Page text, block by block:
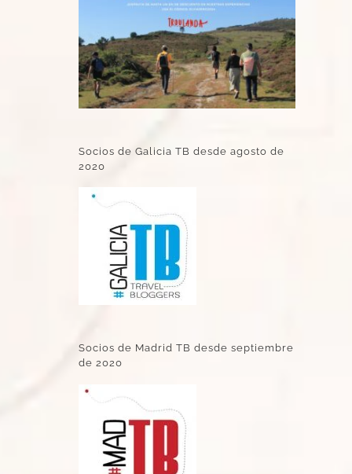
Socios de Galicia TB desde agosto de
2020
Socios de Madrid TB desde septiembre
de 2020